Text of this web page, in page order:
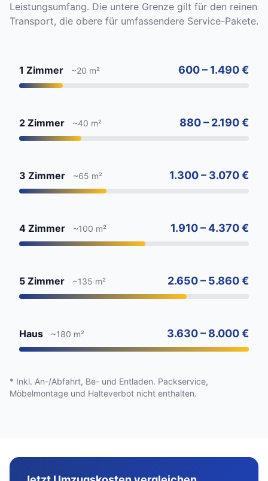
Leistungsumfang. Die untere Grenze gilt für den reinen
Transport, die obere für umfassendere Service-Pakete.
1 Zimmer ~20 m² 600 – 1.490 €
2 Zimmer ~40 m² 880 – 2.190 €
3 Zimmer ~65 m² 1.300 – 3.070 €
4 Zimmer ~100 m² 1.910 – 4.370 €
5 Zimmer ~135 m² 2.650 – 5.860 €
Haus ~180 m² 3.630 – 8.000 €
* Inkl. An-/Abfahrt, Be- und Entladen. Packservice,
Möbelmontage und Halteverbot nicht enthalten.